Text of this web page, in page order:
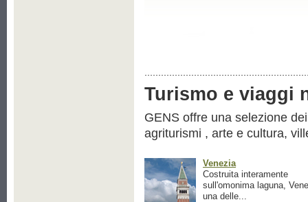
Turismo e viaggi
GENS offre una selezione
agriturismi , arte e cultura,
Venezia
Costruita interamente
sull'omonima laguna,
una delle...